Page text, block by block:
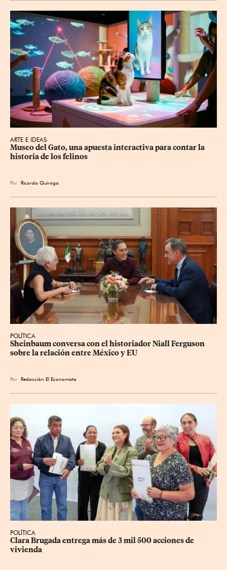
ARTE E IDEAS
Museo del Gato, una apuesta interactiva para contar la
historia de los felinos
Por Ricardo Quiroga
POLÍTICA
Sheinbaum conversa con el historiador Niall Ferguson
sobre la relación entre México y EU
Por Redacción El Economista
POLÍTICA
Clara Brugada entrega más de 3 mil 500 acciones de
vivienda